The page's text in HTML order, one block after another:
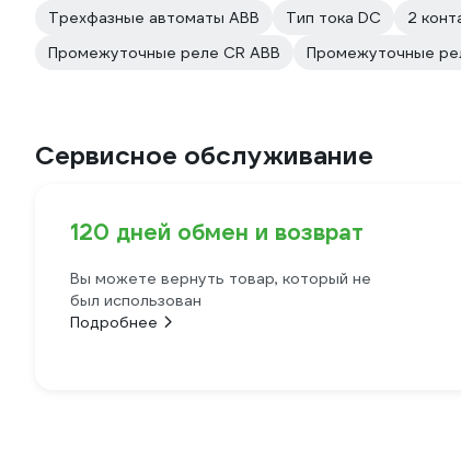
Трехфазные автоматы ABB Тип тока DC 2
Промежуточные реле CR ABB
Промежуточные
Сервисное обслуживание
120 дней обмен и возврат
Вы можете вернуть товар, который не
был использован
Подробнее